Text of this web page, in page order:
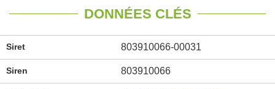
DONNÉES CLÉS
Siret 803910066-00031
Siren 803910066